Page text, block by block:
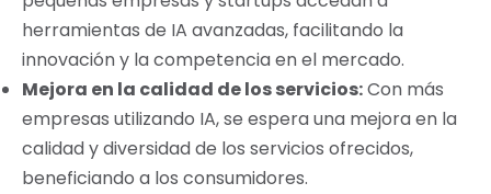
herramientas de IA avanzadas, facilitando la
innovación y la competencia en el mercado.
Mejora en la calidad de los servicios:Con más
empresas utilizando IA, se espera una mejora en la
calidad y diversidad de los servicios ofrecidos,
beneficiando a los consumidores.